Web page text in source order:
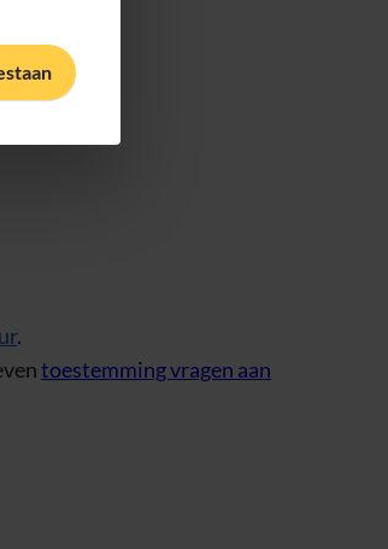
.
toestemming vragen aan